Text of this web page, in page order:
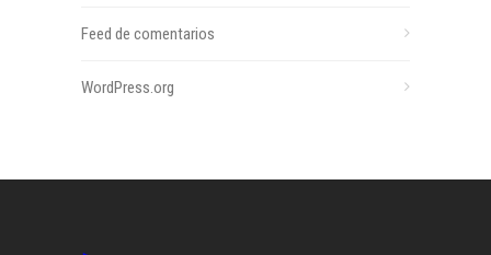
Feed de comentarios
WordPress.org